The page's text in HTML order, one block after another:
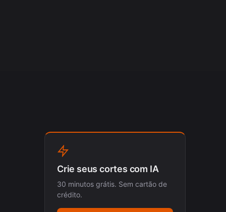
Crie seus cortes com IA
30 minutos grátis. Sem cartão de
crédito.